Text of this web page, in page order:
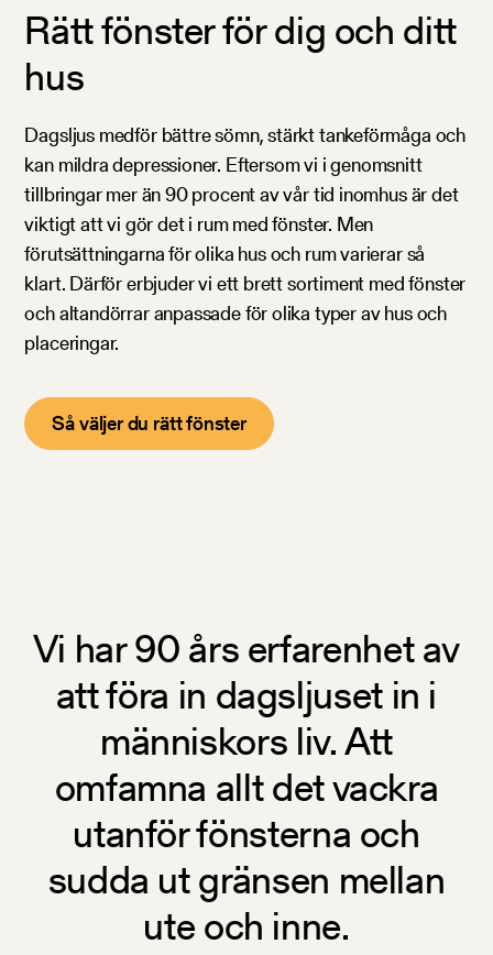
Rätt fönster för dig och ditt
hus
Dagsljus medför bättre sömn, stärkt tankeförmåga och
kan mildra depressioner. Eftersom vi i genomsnitt
tillbringar mer än 90 procent av vår tid inomhus är det
viktigt att vi gör det i rum med fönster. Men
förutsättningarna för olika hus och rum varierar så
klart. Därför erbjuder vi ett brett sortiment med fönster
och altandörrar anpassade för olika typer av hus och
placeringar.
Så väljer du rätt fönster
Vi har 90 års erfarenhet av
att föra in dagsljuset in i
människors liv. Att
omfamna allt det vackra
utanför fönsterna och
sudda ut gränsen mellan
ute och inne.